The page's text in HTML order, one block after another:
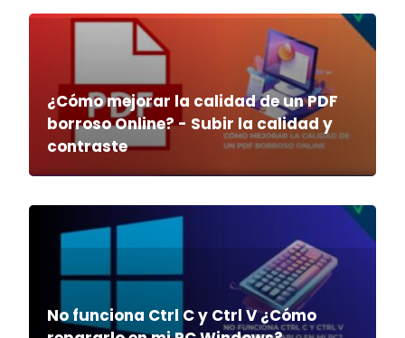
¿Cómo mejorar la calidad de un PDF
borroso Online? - Subir la calidad y
contraste
No funciona Ctrl C y Ctrl V ¿Cómo